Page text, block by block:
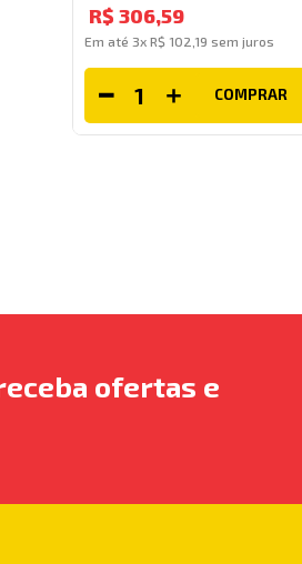
R$ 306,59
Em até 3x R$ 102 19 sem juros
COMPRAR
ofertas e